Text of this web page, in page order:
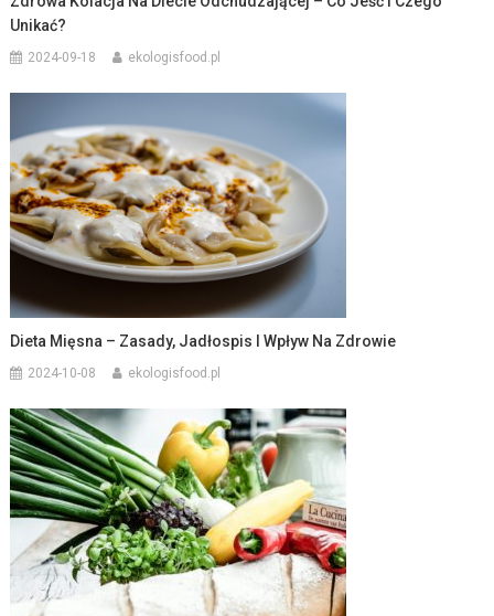
Unikać?
2024-09-18 ekologisfood.pl
Dieta Mięsna – Zasady, Jadłospis I Wpływ Na Zdrowie
2024-10-08 ekologisfood.pl